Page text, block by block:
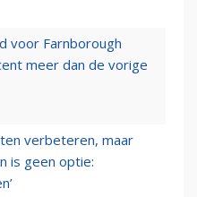
voor Farnborough
meer dan de vorige
verbeteren, maar
is geen optie: